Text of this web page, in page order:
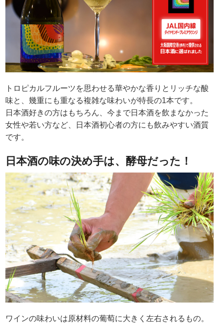
トロピカルフルーツを思わせる華やかな香りとリッチな酸
味と、幾重にも重なる複雑な味わいが特長の1本です。
日本酒好きの方はもちろん、今まで日本酒を飲まなかった
女性や若い方など、日本酒初心者の方にも飲みやすい酒質
です。
日本酒の味の決め手は、酵母だった！
ワインの味わいは原材料の葡萄に大きく左右されるもの。